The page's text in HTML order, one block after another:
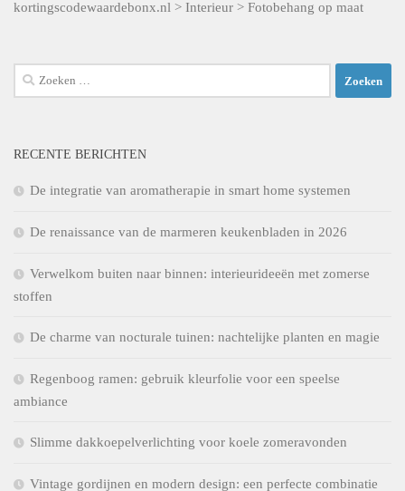
kortingscodewaardebonx.nl > Interieur > Fotobehang op maat
Zoeken
naar:
RECENTE BERICHTEN
De integratie van aromatherapie in smart home systemen
De renaissance van de marmeren keukenbladen in 2026
Verwelkom buiten naar binnen: interieurideeën met zomerse
stoffen
De charme van nocturale tuinen: nachtelijke planten en magie
Regenboog ramen: gebruik kleurfolie voor een speelse
ambiance
Slimme dakkoepelverlichting voor koele zomeravonden
Vintage gordijnen en modern design: een perfecte combinatie